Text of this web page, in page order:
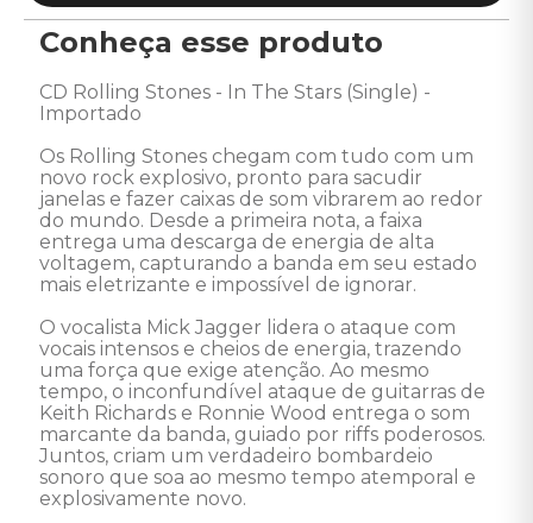
Conheça esse produto
CD Rolling Stones - In The Stars (Single) -
Importado
Os Rolling Stones chegam com tudo com um
novo rock explosivo, pronto para sacudir
janelas e fazer caixas de som vibrarem ao redor
do mundo. Desde a primeira nota, a faixa
entrega uma descarga de energia de alta
voltagem, capturando a banda em seu estado
mais eletrizante e impossível de ignorar.
O vocalista Mick Jagger lidera o ataque com
vocais intensos e cheios de energia, trazendo
uma força que exige atenção. Ao mesmo
tempo, o inconfundível ataque de guitarras de
Keith Richards e Ronnie Wood entrega o som
marcante da banda, guiado por riffs poderosos.
Juntos, criam um verdadeiro bombardeio
sonoro que soa ao mesmo tempo atemporal e
explosivamente novo.